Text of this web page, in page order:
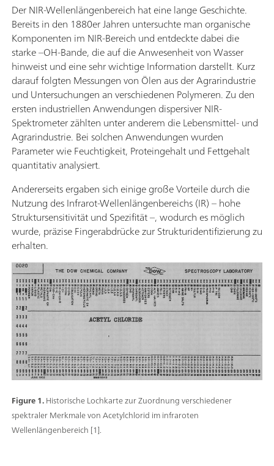
Der NIR-Wellenlängenbereich hat eine lange Geschichte.
Bereits in den 1880er Jahren untersuchte man organische
Komponenten im NIR-Bereich und entdeckte dabei die
starke –OH-Bande, die auf die Anwesenheit von Wasser
hinweist und eine sehr wichtige Information darstellt. Kurz
darauf folgten Messungen von Ölen aus der Agrarindustrie
und Untersuchungen an verschiedenen Polymeren. Zu den
ersten industriellen Anwendungen dispersiver NIR-
Spektrometer zählten unter anderem die Lebensmittel- und
Agrarindustrie. Bei solchen Anwendungen wurden
Parameter wie Feuchtigkeit, Proteingehalt und Fettgehalt
quantitativ analysiert.
Andererseits ergaben sich einige große Vorteile durch die
Nutzung des Infrarot-Wellenlängenbereichs (IR) – hohe
Struktursensitivität und Spezifität –, wodurch es möglich
wurde, präzise Fingerabdrücke zur Strukturidentifizierung zu
erhalten.
Figure 1.Historische Lochkarte zur Zuordnung verschiedener
spektraler Merkmale von Acetylchlorid im infraroten
Wellenlängenbereich [1].